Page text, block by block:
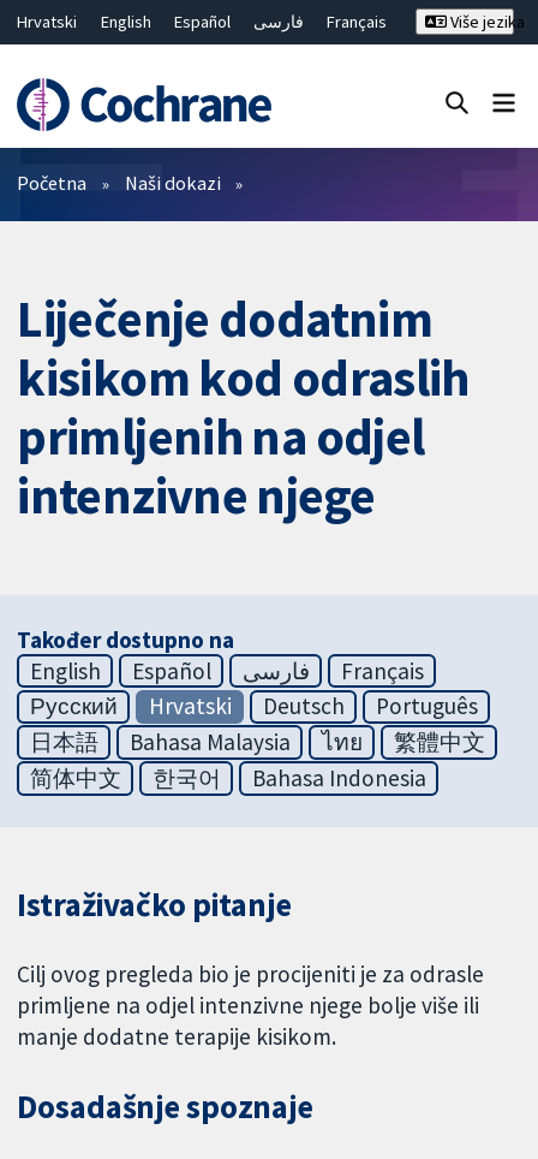
Hrvatski English Español فارسی
Français
繁體中文
简体中文
Više jezika
Prečistači
Početna Naši dokazi
Liječenje dodatnim
kisikom kod odraslih
primljenih na odjel
intenzivne njege
Također dostupno na
English
Español فارسی
Français
Русский
Hrvatski Deutsch
Português
日本語
Bahasa Malaysia ไทย
繁體中文
简体中文
한국어 Bahasa Indonesia
Istraživačko pitanje
Cilj ovog pregleda bio je procijeniti je za odrasle
primljene na odjel intenzivne njege bolje više ili
manje dodatne terapije kisikom.
Dosadašnje spoznaje